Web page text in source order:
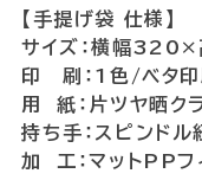
【手提げ袋 仕様】
サイズ：横幅
印 刷：1色/ベタ印
用 紙：片ツヤ晒
持ち手：スピンドル
加 工：マットPPフ